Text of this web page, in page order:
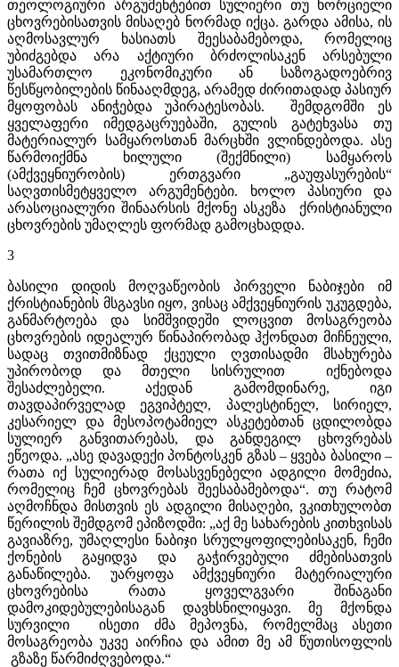
თეოლოგიური არგუმენტებით სულიერი თუ ხორციელი
ცხოვრებისათვის მისაღებ ნორმად იქცა. გარდა ამისა, ის
აღმოსავლურ ხასიათს შეესაბამებოდა, რომელიც
უბიძგებდა არა აქტიური ბრძოლისაკენ არსებული
უსამართლო ეკონომიკური ან საზოგადოებრივ
წესწყობილების წინააღმდეგ, არამედ ძირითადად პასიურ
მყოფობას ანიჭებდა უპირატესობას. შემდგომში ეს
ყველაფერი იმედგაცრუებაში, გულის გატეხვასა თუ
მატერიალურ სამყაროსთან მარცხში ვლინდებოდა. ასე
წარმოიქმნა ხილული (შექმნილი) სამყაროს
(ამქვეყნიურობის) ერთგვარი „გაუფასურების“
საღვთისმეტყველო არგუმენტები. ხოლო პასიური და
არასოციალური შინაარსის მქონე ასკეზა ქრისტიანული
ცხოვრების უმაღლეს ფორმად გამოცხადდა.
3
ბასილი დიდის მოღვაწეობის პირველი ნაბიჯები იმ
ქრისტიანების მსგავსი იყო, ვისაც ამქვეყნიურის უკუგდება,
განმარტოება და სიმშვიდეში ლოცვით მოსაგრეობა
ცხოვრების იდეალურ წინაპირობად ჰქონდათ მიჩნეული,
სადაც თვითმიზნად ქცეული ღვთისადმი მსახურება
უპირობოდ და მთელი სისრულით იქნებოდა
შესაძლებელი. აქედან გამომდინარე, იგი
თავდაპირველად ეგვიპტელ, პალესტინელ, სირიელ,
კესარიელ და მესოპოტამიელ ასკეტებთან ცდილობდა
სულიერ განვითარებას, და განდეგილ ცხოვრებას
ეწეოდა. „ასე დავადექი პონტოსკენ გზას – ყვება ბასილი –
რათა იქ სულიერად მოსასვენებელი ადგილი მომეძია,
რომელიც ჩემ ცხოვრებას შეესაბამებოდა“. თუ რატომ
აღმოჩნდა მისთვის ეს ადგილი მისაღები, ვკითხულობთ
წერილის შემდგომ ეპიზოდში: „აქ მე სახარების კითხვისას
გავიაზრე, უმაღლესი ნაბიჯი სრულყოფილებისაკენ, ჩემი
ქონების გაყიდვა და გაჭირვებული ძმებისათვის
განაწილება. უარყოფა ამქვეყნიური მატერიალური
ცხოვრებისა რათა ყოველგვარი შინაგანი
დამოკიდებულებისაგან დავხსნილიყავი. მე მქონდა
სურვილი ისეთი ძმა მეპოვნა, რომელმაც ასეთი
მოსაგრეობა უკვე აირჩია და ამით მე ამ წუთისოფლის
გზაზე წარმიძღვებოდა.“